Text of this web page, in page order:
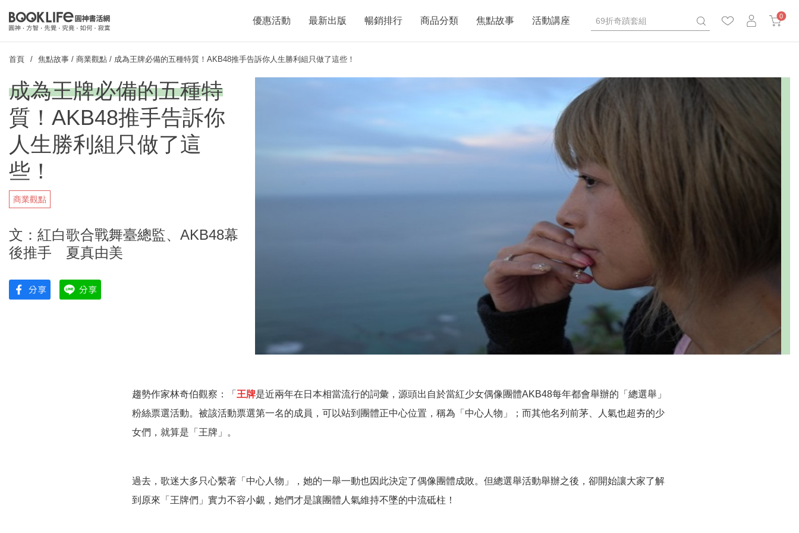
0
優惠活動 最新出版 暢銷排行 商品分類 焦點故事 活動講座
首頁 焦點故事 / 商業觀點 / 成為王牌必備的五種特質！AKB48推手告訴你人生勝利組只做了這些！
成為王牌必備的五種特
質！AKB48推手告訴你
人生勝利組只做了這
些！
商業觀點
文：紅白歌合戰舞臺總監、AKB48幕
後推手 夏真由美
趨勢作家林奇伯觀察：「 王牌是近兩年在日本相當流行的詞彙，源頭出自於當紅少女偶像團體AKB48每年都會舉辦的「總選舉」
粉絲票選活動。被該活動票選第一名的成員，可以站到團體正中心位置，稱為「中心人物」；而其他名列前茅、人氣也超夯的少
女們，就算是「王牌」。
過去，歌迷大多只心繫著「中心人物」，她的一舉一動也因此決定了偶像團體成敗。但總選舉活動舉辦之後，卻開始讓大家了解
到原來「王牌們」實力不容小覷，她們才是讓團體人氣維持不墜的中流砥柱！